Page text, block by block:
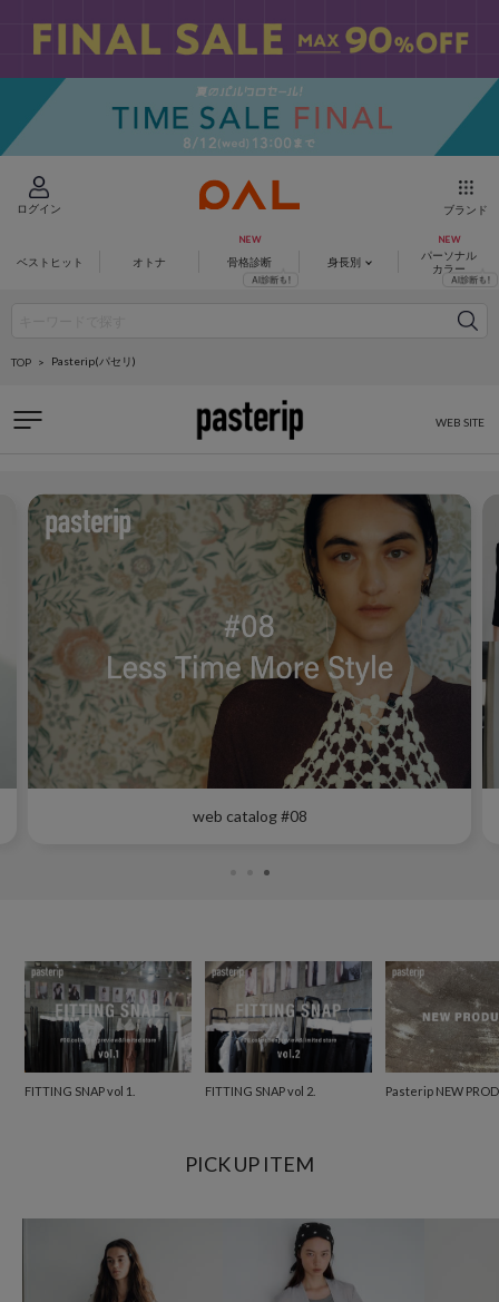
ログイン ブランド
ベストヒット オトナ 骨格診断 身長別
パーソナル
カラー
TOP Pasterip(パセリ)
WEB SITE
web catalog #08
FITTING SNAP vol 1. FITTING SNAP vol 2. Pasterip NEW
PICK UP ITEM